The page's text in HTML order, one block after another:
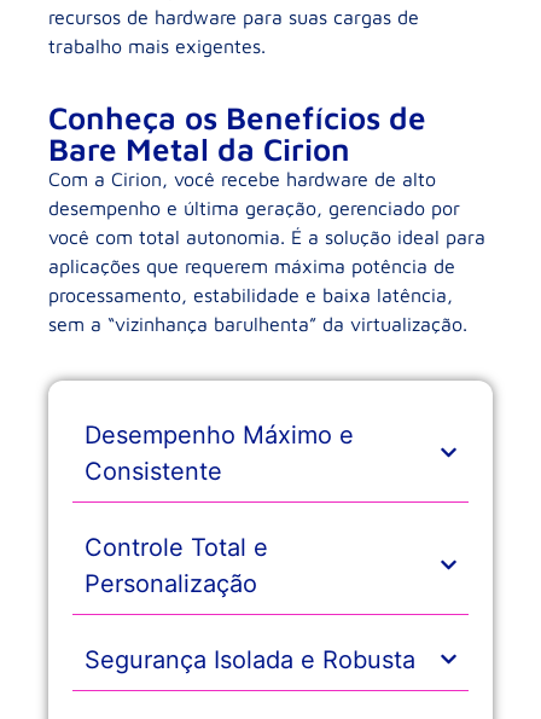
recursos de hardware para suas cargas de
trabalho mais exigentes.
Conheça os Benefícios de
Bare Metal da Cirion
Com a Cirion, você recebe hardware de alto
desempenho e última geração, gerenciado por
você com total autonomia. É a solução ideal para
aplicações que requerem máxima potência de
processamento, estabilidade e baixa latência,
sem a “vizinhança barulhenta” da virtualização.
Desempenho Máximo e
Consistente
Controle Total e
Personalização
Segurança Isolada e Robusta